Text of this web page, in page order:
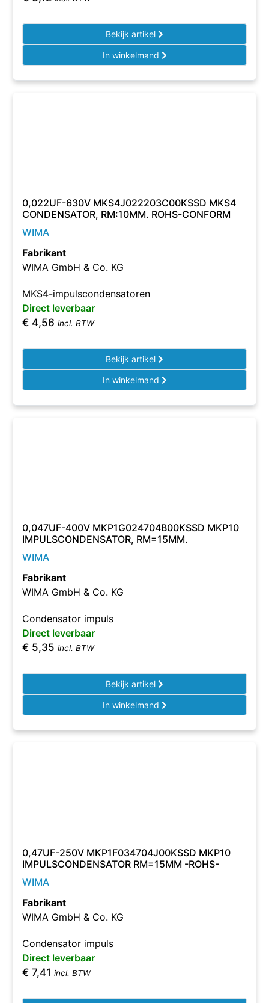
Bekijk artikel
In winkelmand
0,022UF-630V MKS4J022203C00KSSD MKS4
CONDENSATOR, RM:10MM. ROHS-CONFORM
WIMA
Fabrikant
WIMA GmbH & Co. KG
MKS4-impulscondensatoren
Direct leverbaar
€ 4,56 incl. BTW
Bekijk artikel
In winkelmand
0,047UF-400V MKP1G024704B00KSSD MKP10
IMPULSCONDENSATOR, RM=15MM.
WIMA
Fabrikant
WIMA GmbH & Co. KG
Condensator impuls
Direct leverbaar
€ 5,35 incl. BTW
Bekijk artikel
In winkelmand
0,47UF-250V MKP1F034704J00KSSD MKP10
IMPULSCONDENSATOR RM=15MM -ROHS-
WIMA
Fabrikant
WIMA GmbH & Co. KG
Condensator impuls
Direct leverbaar
€ 7,41 incl. BTW